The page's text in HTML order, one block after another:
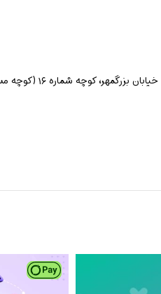
۱۶ (کوچه مسجد الکریم)، جنب استخر باران